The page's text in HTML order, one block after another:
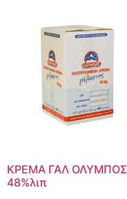
ΚΡΕΜΑ ΓΑΛ ΟΛΥΜΠΟΣ
48%λιπ